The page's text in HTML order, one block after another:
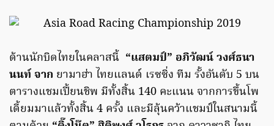
ด้านนักบิดไทยในคลาสนี้ “แสตมป์” อภิวัฒน์ วงศ์ธนา
นนท์ จาก ยามาฮ่า ไทยแลนด์ เรซซิ่ง ทีม รั้งอันดับ 5 บน
ตารางแชมเปี้ยนชิพ มีทั้งสิ้น 140 คะแนน จากการขึ้นโพ
เดี้ยมมาแล้วทั้งสิ้น 4 ครั้ง และมีลุ้นคว้าแชมป์ในสนามนี้